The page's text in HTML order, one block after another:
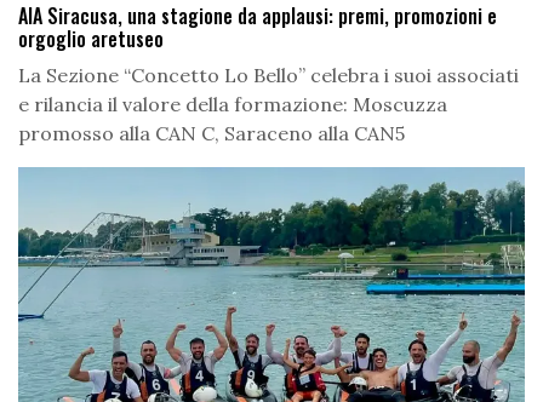
AIA Siracusa, una stagione da applausi: premi, promozioni e
orgoglio aretuseo
La Sezione “Concetto Lo Bello” celebra i suoi associati
e rilancia il valore della formazione: Moscuzza
promosso alla CAN C, Saraceno alla CAN5